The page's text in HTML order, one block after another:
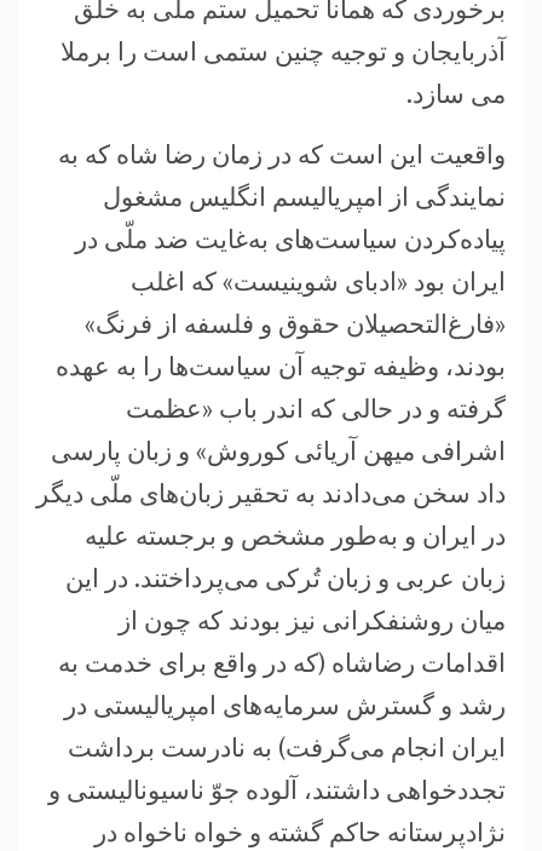
برخوردی که همانا تحمیل ستم ملّی به خلق
آذربایجان و توجیه چنین ستمی است را برملا
می سازد.
واقعیت این است که در زمان رضا شاه که به
نمایندگی از امپریالیسم انگلیس مشغول
پیاده‌کردن سیاست‌های به‌غایت ضد ملّی در
ایران بود «ادبای شوینیست» که اغلب
«فارغ‌التحصیلان حقوق و فلسفه از فرنگ»
بودند، وظیفه توجیه آن سیاست‌ها را به عهده
گرفته و در حالی که اندر باب «عظمت
اشرافی میهن آریائی کوروش» و زبان پارسی
داد سخن می‌دادند به تحقیر زبان‌های ملّی دیگر
در ایران و به‌طور مشخص و برجسته علیه
زبان عربی و زبان تُرکی می‌پرداختند. در این
میان روشنفکرانی نیز بودند که چون از
اقدامات رضاشاه (که در واقع برای خدمت به
رشد و گسترش سرمایه‌های امپریالیستی در
ایران انجام می‌گرفت) به نادرست برداشت
تجددخواهی داشتند، آلوده جوّ ناسیونالیستی و
نژادپرستانه حاکم گشته و خواه ناخواه در